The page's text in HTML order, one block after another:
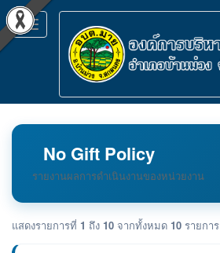
Toggle
navigation
No Gift Policy
รายงานผลการดำเนินงานของหน่วยงาน
แสดงรายการที่ 1 ถึง 10 จากทั้งหมด 10 รายการ